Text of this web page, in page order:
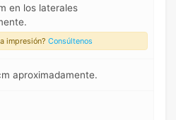
en los laterales
impresión? Consúltenos
aproximadamente.